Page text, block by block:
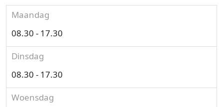
Maandag
08.30 - 17.30
Dinsdag
08.30 - 17.30
Woensdag